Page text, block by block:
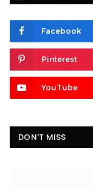
Facebook
Pinterest
YouTube
DON'T MISS